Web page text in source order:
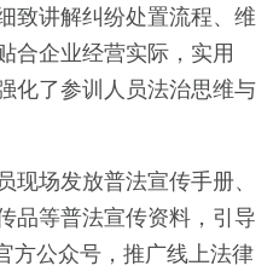
致讲解纠纷处置流程、维
合企业经营实际，实用
化了参训人员法治思维与
现场发放普法宣传手册、
品等普法宣传资料，引导
方公众号，推广线上法律